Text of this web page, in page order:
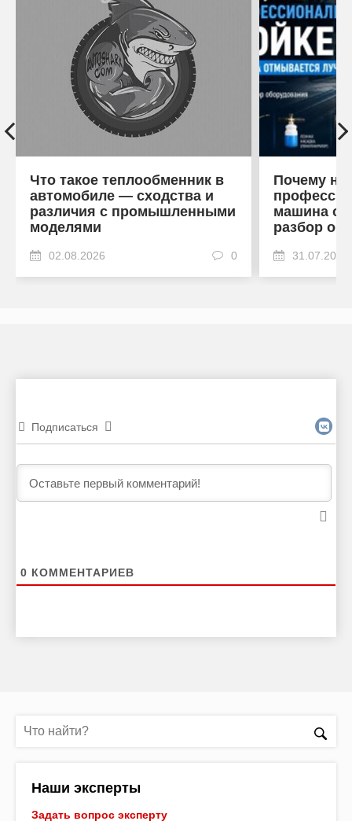
Что такое теплообменник в
автомобиле — сходства и
различия с промышленными
моделями
02.08.2026 0
Почему на
машина
разбор
31.07.2026
Подписаться
0 КОММЕНТАРИЕВ
Наши эксперты
Задать вопрос эксперту